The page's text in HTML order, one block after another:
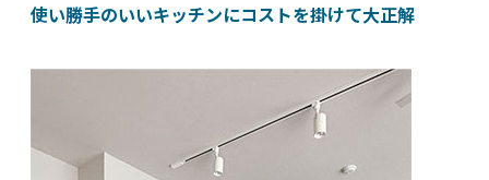
使い勝手のいいキッチンにコストを掛けて大正解